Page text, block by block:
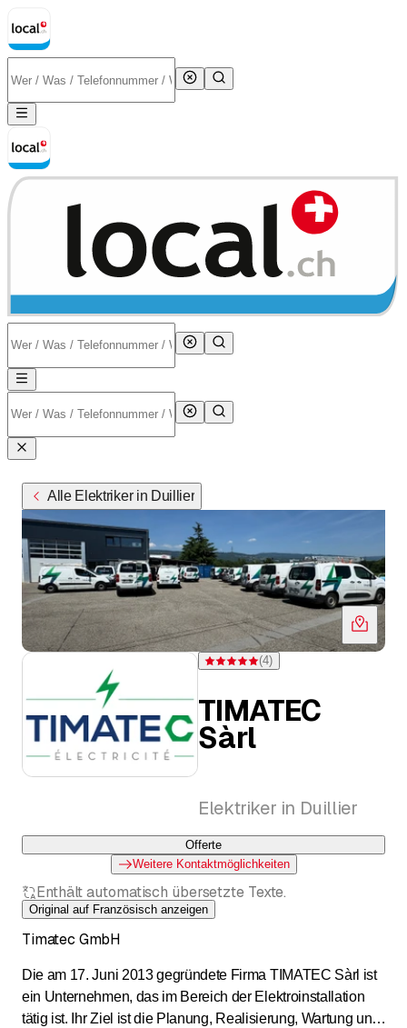
Alle Elektriker in Duillier
Bewertung 5 von 5 Sternen bei 4
(4)
TIMATEC
Sàrl
Elektriker in Duillier
Offerte
Weitere Kontaktmöglichkeiten
Enthält automatisch übersetzte Texte.
Original auf Französisch anzeigen
Timatec GmbH
Die am 17. Juni 2013 gegründete Firma TIMATEC Sàrl ist
ein Unternehmen, das im Bereich der Elektroinstallation
tätig ist. Ihr Ziel ist die Planung, Realisierung, Wartung und